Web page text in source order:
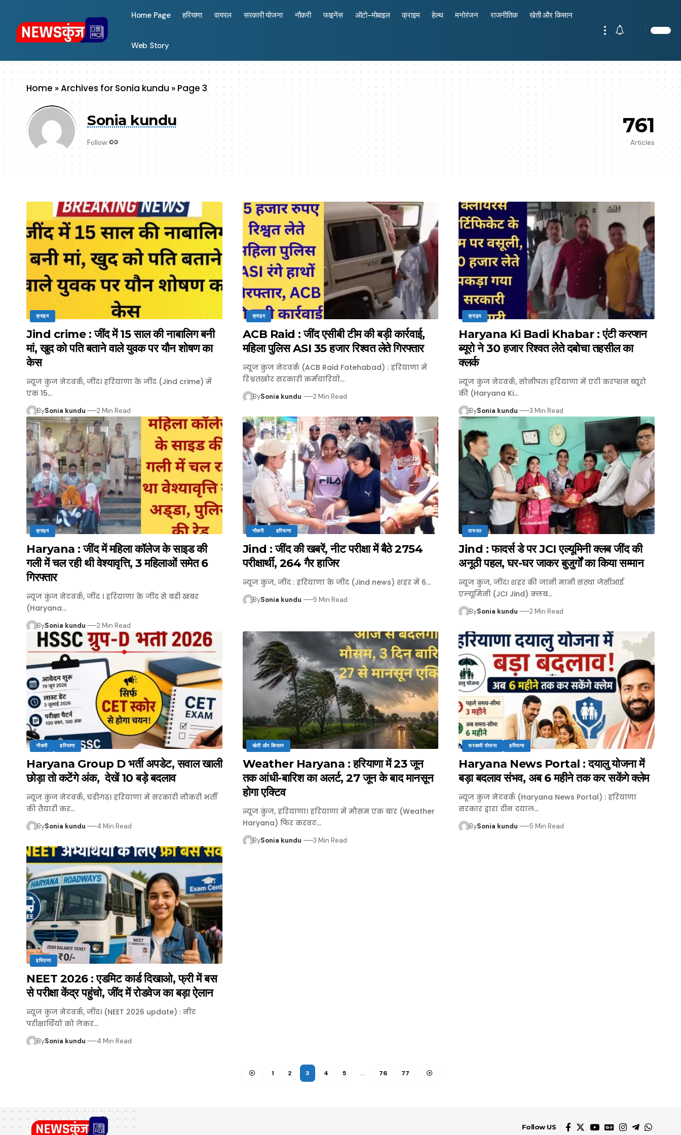
Home Page हरियाणा वायरल सरकारी योजना नौकरी फाइनेंस ऑटो-मोबाइल क्राइम हेल्थ मनोरंजन राजनीतिक खेती और किसान
Web Story
Home »Archives for Sonia kundu» Page 3
Sonia kundu
Follow:
761
Articles
क्राइम
Jind crime : जींद में 15 साल की नाबालिग बनी
मां, खुद को पति बताने वाले युवक पर यौन शोषण का
केस
न्यूज कुंज नेटवर्क, जींद। हरियाणा के जींद (Jind crime) में
एक 15…
BySonia kundu 2 Min Read
क्राइम
ACB Raid : जींद एसीबी टीम की बड़ी कार्रवाई,
महिला पुलिस ASI 35 हजार रिश्वत लेते गिरफ्तार
न्यूज कुंज नेटवर्क (ACB Raid Fatehabad) : हरियाणा में
रिश्वतखोर सरकारी कर्मचारियों…
BySonia kundu 2 Min Read
क्राइम
Haryana Ki Badi Khabar : एंटी करप्शन
ब्यूरो ने 30 हजार रिश्वत लेते दबोचा तहसील का
क्लर्क
न्यूज कुंज नेटवर्क, सोनीपत। हरियाणा में एंटी करप्शन ब्यूरो
की (Haryana Ki…
BySonia kundu 3 Min Read
क्राइम
Haryana : जींद में महिला कॉलेज के साइड की
गली में चल रही थी वेश्यावृत्ति, 3 महिलाओं समेत 6
गिरफ्तार
न्यूज कुंज नेटवर्क, जींद । हरियाणा के जींद से बड़ी खबर
(Haryana…
BySonia kundu 2 Min Read
नौकरी हरियाणा
Jind : जींद की खबरें, नीट परीक्षा में बैठे 2754
परीक्षार्थी, 264 गैर हाजिर
न्यूज कुंज, जींद : हरियाणा के जींद (Jind news) शहर में 6…
BySonia kundu 5 Min Read
वायरल
Jind : फादर्स डे पर JCI एल्यूमिनी क्लब जींद की
अनूठी पहल, घर-घर जाकर बुजुर्गों का किया सम्मान
न्यूज कुंज, जींद। शहर की जानी मानी संस्था जेसीआई
एल्यूमिनी (JCI Jind) क्लब…
BySonia kundu 2 Min Read
नौकरी हरियाणा
Haryana Group D भर्ती अपडेट, सवाल खाली
छोड़ा तो कटेंगे अंक, देखें 10 बड़े बदलाव
न्यूज कुंज नेटवर्क, चंडीगढ़। हरियाणा में सरकारी नौकरी भर्ती
की तैयारी कर…
BySonia kundu 4 Min Read
खेती और किसान
Weather Haryana : हरियाणा में 23 जून
तक आंधी-बारिश का अलर्ट, 27 जून के बाद मानसून
होगा एक्टिव
न्यूज कुंज, हरियाणा। हरियाणा में मौसम एक बार (Weather
Haryana) फिर करवट…
BySonia kundu 3 Min Read
सरकारी योजना हरियाणा
Haryana News Portal : दयालु योजना में
बड़ा बदलाव संभव, अब 6 महीने तक कर सकेंगे क्लेम
न्यूज कुंज नेटवर्क (Haryana News Portal) : हरियाणा
सरकार द्वारा दीन दयाल…
BySonia kundu 5 Min Read
हरियाणा
NEET 2026 : एडमिट कार्ड दिखाओ, फ्री में बस
से परीक्षा केंद्र पहुंचो, जींद में रोडवेज का बड़ा ऐलान
न्यूज कुंज नेटवर्क, जींद। (NEET 2026 update) : नीट
परीक्षार्थियों को लेकर…
BySonia kundu 4 Min Read
1 2 3 4 5 … 76 77
Follow US